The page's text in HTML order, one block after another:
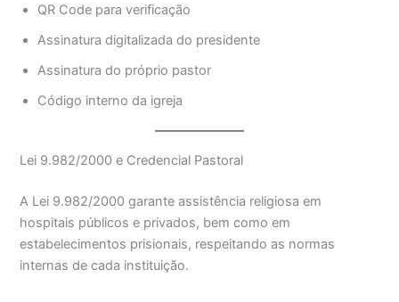
QR Code para verificação
Assinatura digitalizada do presidente
Assinatura do próprio pastor
Código interno da igreja
Lei 9.982/2000 e Credencial Pastoral
A Lei 9.982/2000 garante assistência religiosa em
hospitais públicos e privados, bem como em
estabelecimentos prisionais, respeitando as normas
internas de cada instituição.